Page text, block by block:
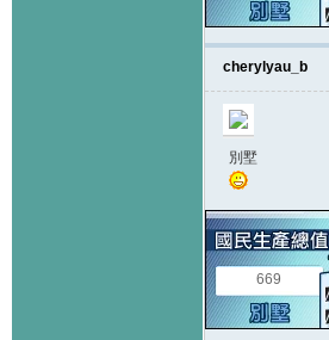
cherylyau_b
別墅
669